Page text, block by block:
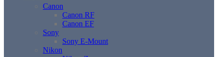
Canon
Canon RF
Canon EF
Sony
Sony E-Mount
Nikon